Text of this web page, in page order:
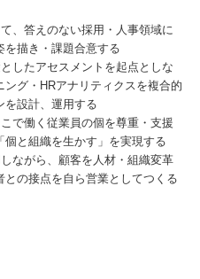
、答えのない採用・人事領域に
を描き・課題合意する
したアセスメントを起点としな
グ・HRアナリティクスを複合的
を設計、運用する
で働く従業員の個を尊重・支援
と組織を生かす」を実現する
ながら、顧客を人材・組織変革
の接点を自ら営業としてつくる